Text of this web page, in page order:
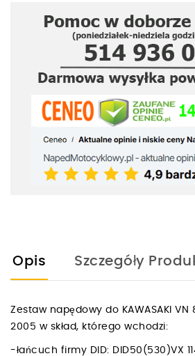
Opis Szczegóły
Zestaw napędowy do KAWASAKI VN
2005 w skład, którego wchodzi:
-łańcuch firmy DID: DID50(530)VX